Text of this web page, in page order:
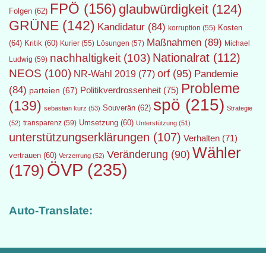
Folgen (62) FPÖ (156) glaubwürdigkeit (124)
GRÜNE (142) Kandidatur (84) korruption (55) Kosten
(64) Kritik (60) Kurier (55) Lösungen (57) Maßnahmen (89) Michael
Ludwig (59) nachhaltigkeit (103) Nationalrat (112)
NEOS (100) NR-Wahl 2019 (77) orf (95) Pandemie
(84) parteien (67) Politikverdrossenheit (75) Probleme
(139) sebastian kurz (53) Souverän (62) spö (215) Strategie
(52) transparenz (59) Umsetzung (60) Unterstützung (51)
unterstützungserklärungen (107) Verhalten (71)
vertrauen (60) Verzerrung (52) Veränderung (90) Wähler
(179) ÖVP (235)
Auto-Translate: